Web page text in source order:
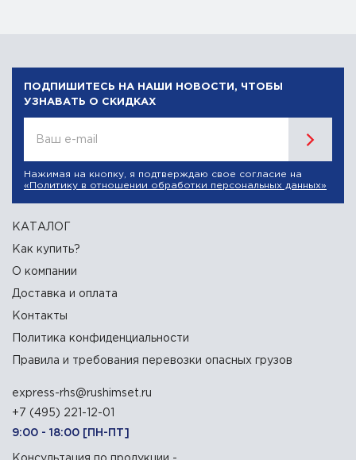
ПОДПИШИТЕСЬ НА НАШИ НОВОСТИ, ЧТОБЫ
УЗНАВАТЬ О СКИДКАХ
Ваш e-mail
Нажимая на кнопку, я подтверждаю свое согласие на
«Политику в отношении обработки персональных данных»
КАТАЛОГ
Как купить?
О компании
Доставка и оплата
Контакты
Политика конфиденциальности
Правила и требования перевозки опасных грузов
express-rhs@rushimset.ru
+7 (495) 221-12-01
9:00 - 18:00 [ПН-ПТ]